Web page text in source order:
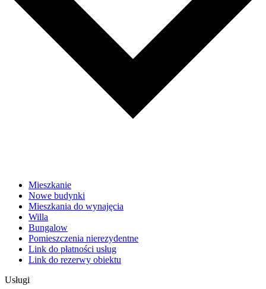
Mieszkanie
Nowe budynki
Mieszkania do wynajęcia
Willa
Bungalow
Pomieszczenia nierezydentne
Link do płatności usług
Link do rezerwy obiektu
Usługi